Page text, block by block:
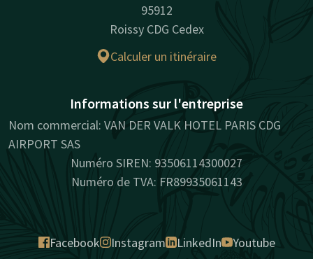
95912
Roissy CDG Cedex
Calculer un itinéraire
Informations sur l'entreprise
Nom commercial: VAN DER VALK HOTEL PARIS CDG
AIRPORT SAS
Numéro SIREN: 93506114300027
Numéro de TVA: FR89935061143
Facebook Instagram LinkedIn Youtube